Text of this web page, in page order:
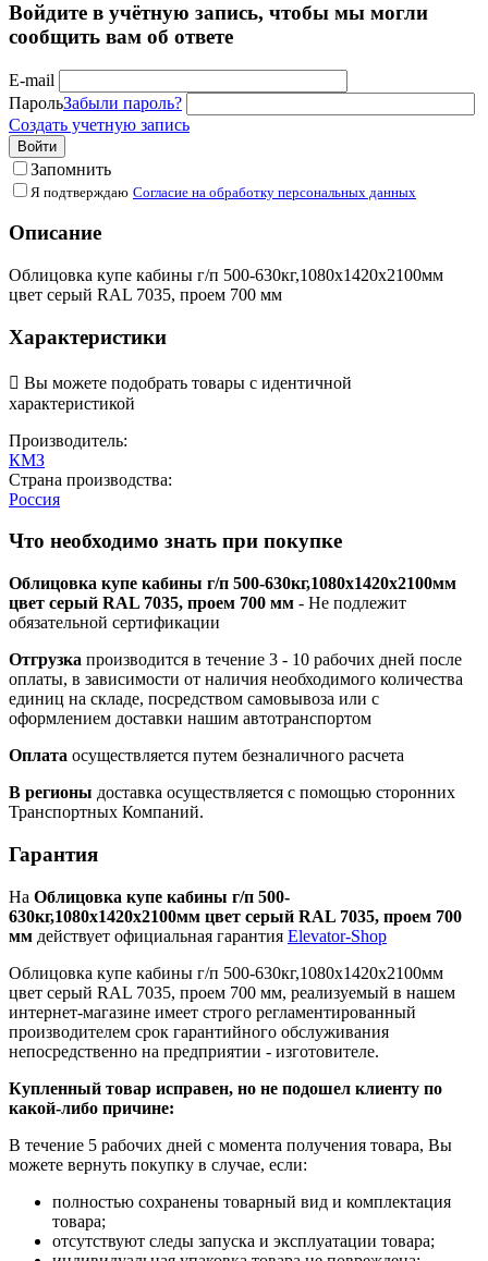
Войдите в учётную запись, чтобы мы могли
сообщить вам об ответе
E-mail
ПарольЗабыли пароль?
Создать учетную запись
Войти
Запомнить
Я подтверждаю Согласие на обработку персональных данных
Описание
Облицовка купе кабины г/п 500-630кг,1080х1420х2100мм
цвет серый RAL 7035, проем 700 мм
Характеристики
 Вы можете подобрать товары с идентичной
характеристикой
Производитель:
КМЗ
Страна производства:
Россия
Что необходимо знать при покупке
Облицовка купе кабины г/п 500-630кг,1080х1420х2100мм
цвет серый RAL 7035, проем 700 мм - Не подлежит
обязательной сертификации
Отгрузка производится в течение 3 - 10 рабочих дней после
оплаты, в зависимости от наличия необходимого количества
единиц на складе, посредством самовывоза или с
оформлением доставки нашим автотранспортом
Оплата осуществляется путем безналичного расчета
В регионы доставка осуществляется с помощью сторонних
Транспортных Компаний.
Гарантия
На Облицовка купе кабины г/п 500-
630кг,1080х1420х2100мм цвет серый RAL 7035, проем 700
мм действует официальная гарантия Elevator-Shop
Облицовка купе кабины г/п 500-630кг,1080х1420х2100мм
цвет серый RAL 7035, проем 700 мм, реализуемый в нашем
интернет-магазине имеет строго регламентированный
производителем срок гарантийного обслуживания
непосредственно на предприятии - изготовителе.
Купленный товар исправен, но не подошел клиенту по
какой-либо причине:
В течение 5 рабочих дней с момента получения товара, Вы
можете вернуть покупку в случае, если:
полностью сохранены товарный вид и комплектация
товара;
отсутствуют следы запуска и эксплуатации товара;